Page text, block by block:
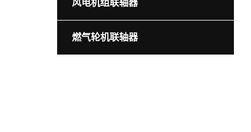
风电机组联轴器
燃气轮机联轴器